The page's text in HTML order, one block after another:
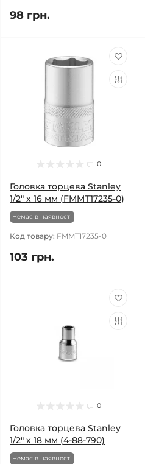
98 грн.
0
Головка торцева Stanley
1/2" х 16 мм (FMMT17235-0)
Немає в наявності
Код товару: FMMT17235-0
103 грн.
0
Головка торцева Stanley
1/2" х 18 мм (4-88-790)
Немає в наявності